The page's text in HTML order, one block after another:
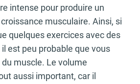
intense pour produire un
musculaire. Ainsi, si
quelques exercices avec des
est peu probable que vous
muscle. Le volume
aussi important, car il